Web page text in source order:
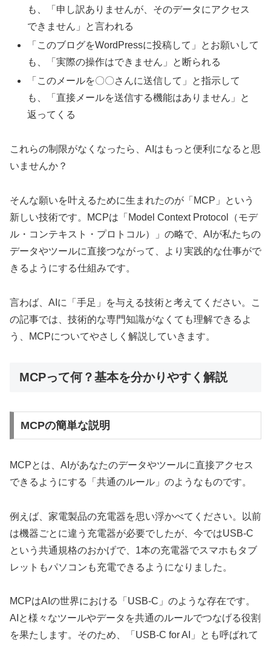
も、「申し訳ありませんが、そのデータにアクセス
できません」と言われる
「このブログをWordPressに投稿して」とお願いして
も、「実際の操作はできません」と断られる
「このメールを〇〇さんに送信して」と指示して
も、「直接メールを送信する機能はありません」と
返ってくる
これらの制限がなくなったら、AIはもっと便利になると思
いませんか？
そんな願いを叶えるために生まれたのが「MCP」という
新しい技術です。MCPは「Model Context Protocol（モデ
ル・コンテキスト・プロトコル）」の略で、AIが私たちの
データやツールに直接つながって、より実践的な仕事がで
きるようにする仕組みです。
言わば、AIに「手足」を与える技術と考えてください。こ
の記事では、技術的な専門知識がなくても理解できるよ
う、MCPについてやさしく解説していきます。
MCPって何？基本を分かりやすく解説
MCPの簡単な説明
MCPとは、AIがあなたのデータやツールに直接アクセス
できるようにする「共通のルール」のようなものです。
例えば、家電製品の充電器を思い浮かべてください。以前
は機器ごとに違う充電器が必要でしたが、今ではUSB-C
という共通規格のおかげで、1本の充電器でスマホもタブ
レットもパソコンも充電できるようになりました。
MCPはAIの世界における「USB-C」のような存在です。
AIと様々なツールやデータを共通のルールでつなげる役割
を果たします。そのため、「USB-C for AI」とも呼ばれて